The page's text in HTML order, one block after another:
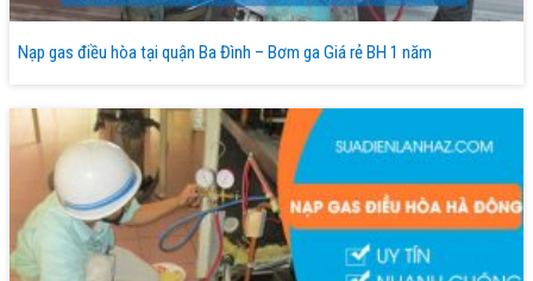
Nạp gas điều hòa tại quận Ba Đình – Bơm ga Giá rẻ BH 1 năm